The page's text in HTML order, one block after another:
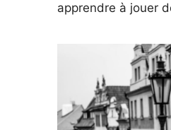
apprendre à jouer